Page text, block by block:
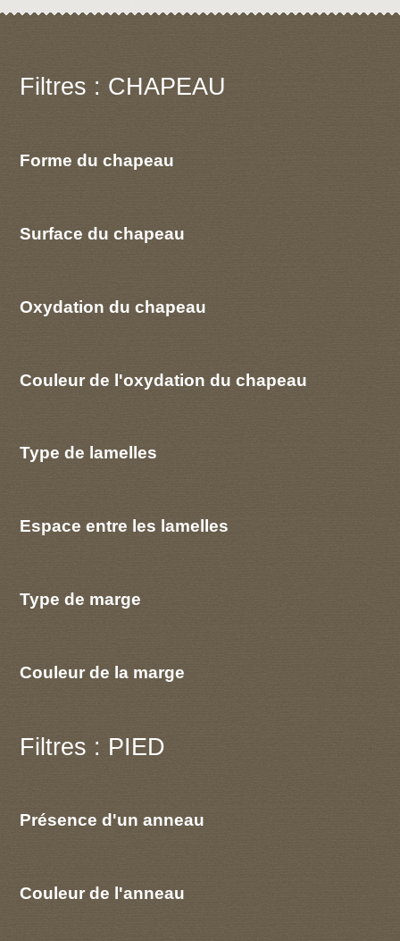
Filtres : CHAPEAU
Forme du chapeau
Surface du chapeau
Oxydation du chapeau
Couleur de l'oxydation du chapeau
Type de lamelles
Espace entre les lamelles
Type de marge
Couleur de la marge
Filtres : PIED
Présence d'un anneau
Couleur de l'anneau